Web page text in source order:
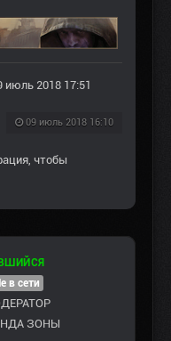
июль 2018 17:51
09 июль 2018 16:10
, чтобы
в сети
ЗОНЫ